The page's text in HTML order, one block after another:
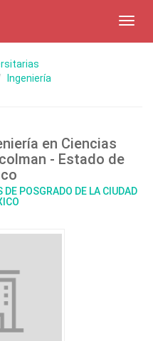
Ingeniería
en Ciencias
- Estado de
POSGRADO DE LA CIUDAD